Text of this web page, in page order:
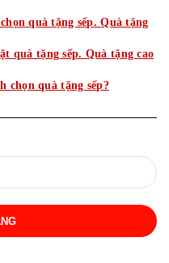
quà tặng sếp.Quà tặng
quà tặng sếp. Quà tặng cao
chọn quà tặng sếp?